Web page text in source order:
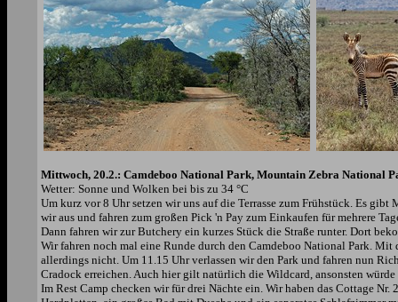
Mittwoch, 20.2.: Camdeboo National Park, Mountain Zebra National
Wetter: Sonne und Wolken bei bis zu 34 °C
Um kurz vor 8 Uhr setzen wir uns auf die Terrasse zum Frühstück. Es
wir aus und fahren zum großen Pick 'n Pay zum Einkaufen für mehrere
Dann fahren wir zur Butchery ein kurzes Stück die Straße runter. Dort
Wir fahren noch mal eine Runde durch den Camdeboo National Park.
allerdings nicht. Um 11.15 Uhr verlassen wir den Park und fahren nun
Cradock erreichen. Auch hier gilt natürlich die Wildcard, ansonsten
Im Rest Camp checken wir für drei Nächte ein. Wir haben das Cottage